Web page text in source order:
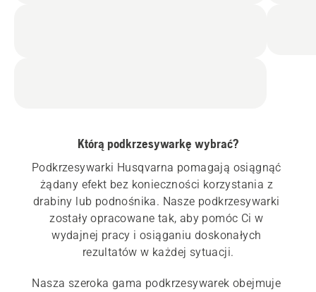
Którą podkrzesywarkę wybrać?
Podkrzesywarki Husqvarna pomagają osiągnąć
żądany efekt bez konieczności korzystania z
drabiny lub podnośnika. Nasze podkrzesywarki
zostały opracowane tak, aby pomóc Ci w
wydajnej pracy i osiąganiu doskonałych
rezultatów w każdej sytuacji.
Nasza szeroka gama podkrzesywarek obejmuje